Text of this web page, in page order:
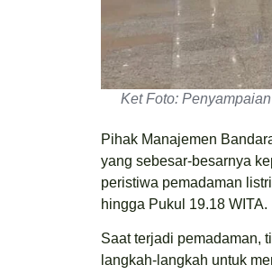
Ket Foto:
Pihak Manajemen
yang sebesar-besarnya
peristiwa pemadaman
hingga Pukul 19.18 WITA.
Saat terjadi pemadaman,
langkah-langkah untuk